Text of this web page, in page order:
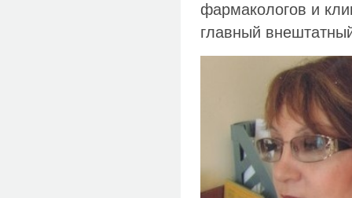
фармакологов и
главный